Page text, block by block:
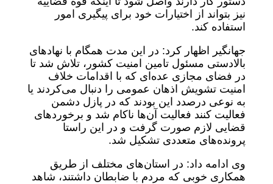
نیز بتواند از اختیارات خود برای پیگیری امور
استفاده کند.
جهانگیر اظهار کرد: در این مدت همگام با نهاد‌های
بالادستی مسئول تامین امنیت کشور، تلاش شد تا
در فضای مجازی عده‌ای که با اقدامات خلاف
امنیت تشویش اذهان عمومی را دنبال می‌کردند یا
به نوعی درصدد این بودند که در پازل دشمن
فعالیت کنند فعالیت آن‌ها ناکام شد و برخورد‌های
قضایی لازم صورت گرفت و در این راستا
پرونده‌های متعددی تشکیل شد.
وی ادامه داد: در استان‌های مختلف از طریق
همکاری خوبی که مردم با ضابطان داشتند، شاهد